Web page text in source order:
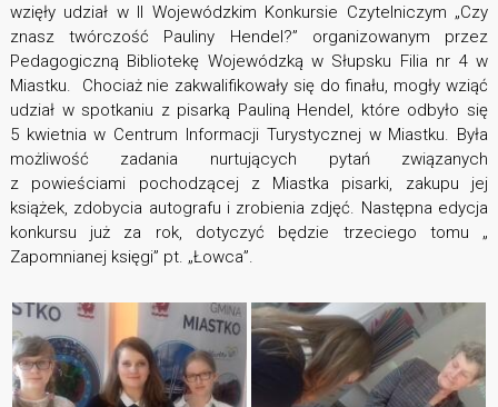
wzięły udział w II Wojewódzkim Konkursie Czytelniczym „Czy
znasz twórczość Pauliny Hendel?” organizowanym przez
Pedagogiczną Bibliotekę Wojewódzką w Słupsku Filia nr 4 w
Miastku. Chociaż nie zakwalifikowały się do finału, mogły wziąć
udział w spotkaniu z pisarką Pauliną Hendel, które odbyło się
5 kwietnia w Centrum Informacji Turystycznej w Miastku. Była
możliwość zadania nurtujących pytań związanych
z powieściami pochodzącej z Miastka pisarki, zakupu jej
książek, zdobycia autografu i zrobienia zdjęć. Następna edycja
konkursu już za rok, dotyczyć będzie trzeciego tomu „
Zapomnianej księgi” pt. „Łowca”.